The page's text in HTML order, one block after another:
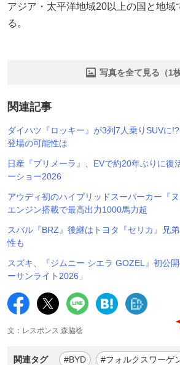
アジア・太平洋地域20以上の国と地域
る。
写真を全て見る（1枚
関連記事
ダイハツ『ロッキー』が3列7人乗りSUVに!?
登場の可能性は
日産『プリメーラ』、EVで約20年ぶりに
ーショー2026
アウディ初のハイブリッドスーパーカー『
エンジン搭載で最高出力1000馬力超
スバル『BRZ』後継はトヨタ『セリカ』兄
性も
スズキ、『ジムニー シエラ GOZEL』初公
ーサンライト2026」
文：レスポンス 森脇稔
関連タグ #BYD #フォルクスワーゲ